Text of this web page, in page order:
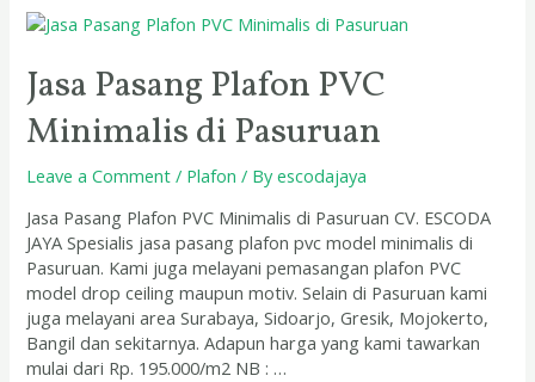
Jasa Pasang Plafon PVC
Minimalis di Pasuruan
Leave a Comment / Plafon / Byescodajaya
Jasa Pasang Plafon PVC Minimalis di Pasuruan CV. ESCODA
JAYA Spesialis jasa pasang plafon pvc model minimalis di
Pasuruan. Kami juga melayani pemasangan plafon PVC
model drop ceiling maupun motiv. Selain di Pasuruan kami
juga melayani area Surabaya, Sidoarjo, Gresik, Mojokerto,
Bangil dan sekitarnya. Adapun harga yang kami tawarkan
mulai dari Rp. 195.000/m2 NB : …
Jasa
Plafon
PVC
Minimalis
di
Pasuruan